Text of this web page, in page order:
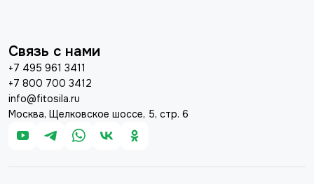
Связь с нами
+7 495 961 3411
+7 800 700 3412
info@fitosila.ru
Москва, Щелковское шоссе, 5, стр. 6